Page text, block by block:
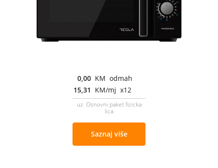
0,00 KM odmah
15,31 KM/mj x12
uz Osnovni paket fizicka
lica
Saznaj više